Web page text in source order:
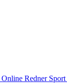
Online Redner Sport